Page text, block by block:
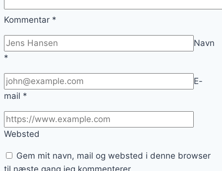
Kommentar *
Navn
*
E-
mail *
Websted
Gem mit navn, mail og websted i denne browser
til næste gang jeg kommenterer.